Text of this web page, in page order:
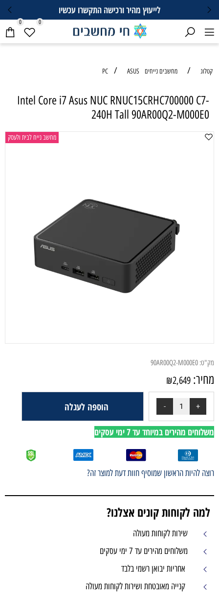
לייעוץ מהיר ורכישה התקשרו עכשיו
0 0
קטלוג / מחשבים נייחים PC / ASUS
Intel Core i7 Asus NUC RNUC15CRHC700000 C7-
240H Tall 90AR00Q2-M000E0
מחשב נייח לבית ולעסק
מק"ט: 90AR00Q2-M000E0
מחיר: ₪2,649
הוספה לעגלה
משלוחים מהירים במיוחד עד 7 ימי עסקים
רוצה להיות הראשון שמוסיף חוות דעת למוצר זה?
למה לקוחות קונים אצלנו?
שירות לקוחות מעולה
משלוחים מהירים עד 7 ימי עסקים
אחריות יבואן רשמי בלבד
קנייה מאובטחת ושירות לקוחות מעולה